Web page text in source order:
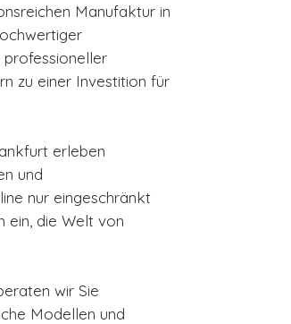
Manufaktur in
professioneller
zu einer Investition für
erleben
und
nur eingeschränkt
ein, die Welt von
wir Sie
Modellen und